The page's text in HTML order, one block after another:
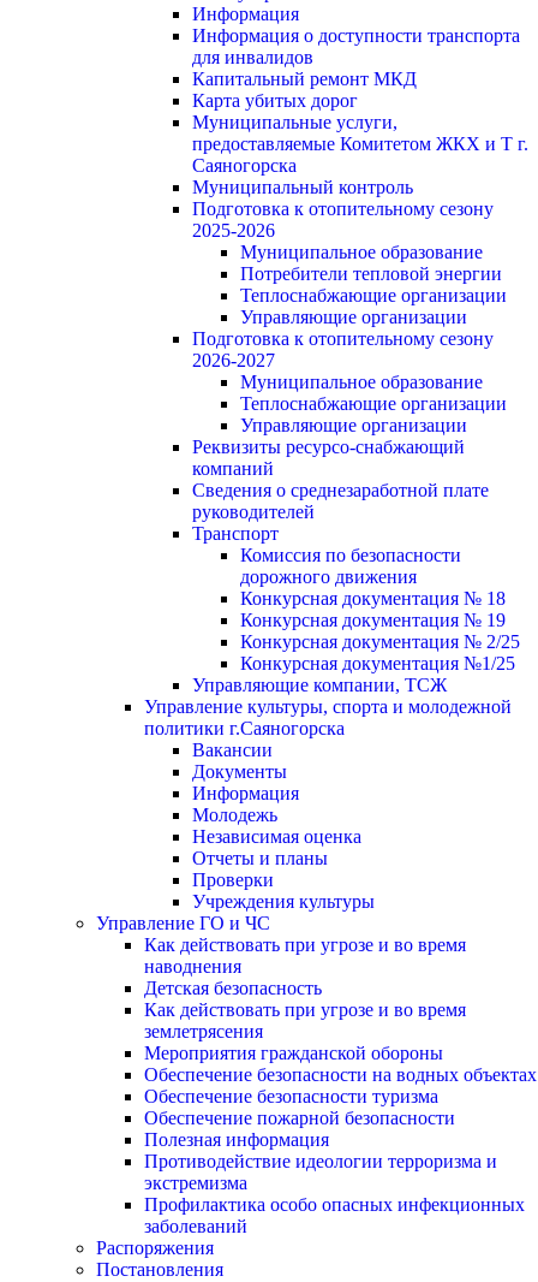
Информация
Информация о доступности транспорта
для инвалидов
Капитальный ремонт МКД
Карта убитых дорог
Муниципальные услуги,
предоставляемые Комитетом ЖКХ и Т г.
Саяногорска
Муниципальный контроль
Подготовка к отопительному сезону
2025-2026
Муниципальное образование
Потребители тепловой энергии
Теплоснабжающие организации
Управляющие организации
Подготовка к отопительному сезону
2026-2027
Муниципальное образование
Теплоснабжающие организации
Управляющие организации
Реквизиты ресурсо-снабжающий
компаний
Сведения о среднезаработной плате
руководителей
Транспорт
Комиссия по безопасности
дорожного движения
Конкурсная документация № 18
Конкурсная документация № 19
Конкурсная документация № 2/25
Конкурсная документация №1/25
Управляющие компании, ТСЖ
Управление культуры, спорта и молодежной
политики г.Саяногорска
Вакансии
Документы
Информация
Молодежь
Независимая оценка
Отчеты и планы
Проверки
Учреждения культуры
Управление ГО и ЧС
Как действовать при угрозе и во время
наводнения
Детская безопасность
Как действовать при угрозе и во время
землетрясения
Мероприятия гражданской обороны
Обеспечение безопасности на водных объектах
Обеспечение безопасности туризма
Обеспечение пожарной безопасности
Полезная информация
Противодействие идеологии терроризма и
экстремизма
Профилактика особо опасных инфекционных
заболеваний
Распоряжения
Постановления